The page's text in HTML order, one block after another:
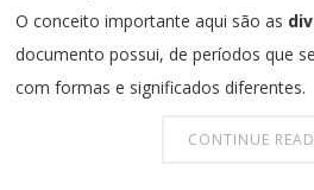
O conceito importante aqui são as
documento possui, de períodos que
com formas e significados diferentes.
CONTINUE